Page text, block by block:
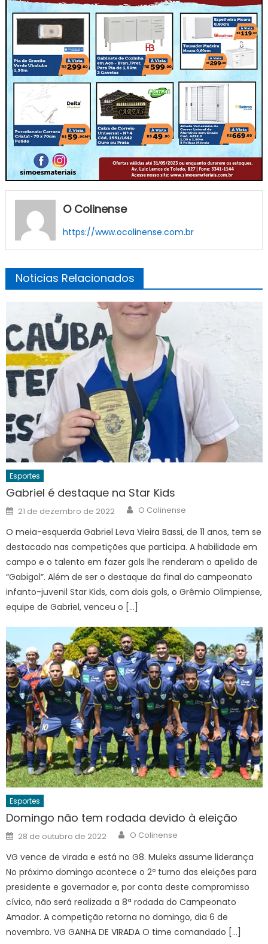
O Colinense
https://www.ocolinense.com.br
Noticias Relacionados
Esportes
Gabriel é destaque na Star Kids
Posted
on
21 de dezembro de 2022 Author
O Colinense
O meia-esquerda Gabriel Leva Vieira Bassi, de 11 anos, tem se
destacado nas competições que participa. A habilidade em
campo e o talento em fazer gols lhe renderam o apelido de
“Gabigol”. Além de ser o destaque da final do campeonato
infanto-juvenil Star Kids, com dois gols, o Grêmio Olimpiense,
equipe de Gabriel, venceu o […]
Esportes
Domingo não tem rodada devido à eleição
Posted
on
28 de outubro de 2022 Author
O Colinense
VG vence de virada e está no G8. Muleks assume liderança
No próximo domingo acontece o 2º turno das eleições para
presidente e governador e, por conta deste compromisso
cívico, não será realizada a 8ª rodada do Campeonato
Amador. A competição retorna no domingo, dia 6 de
novembro. VG GANHA DE VIRADA O time comandado […]